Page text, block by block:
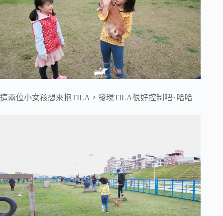
這兩位小女孩想來抱TILA，發現TILA很好控制吧~哈哈